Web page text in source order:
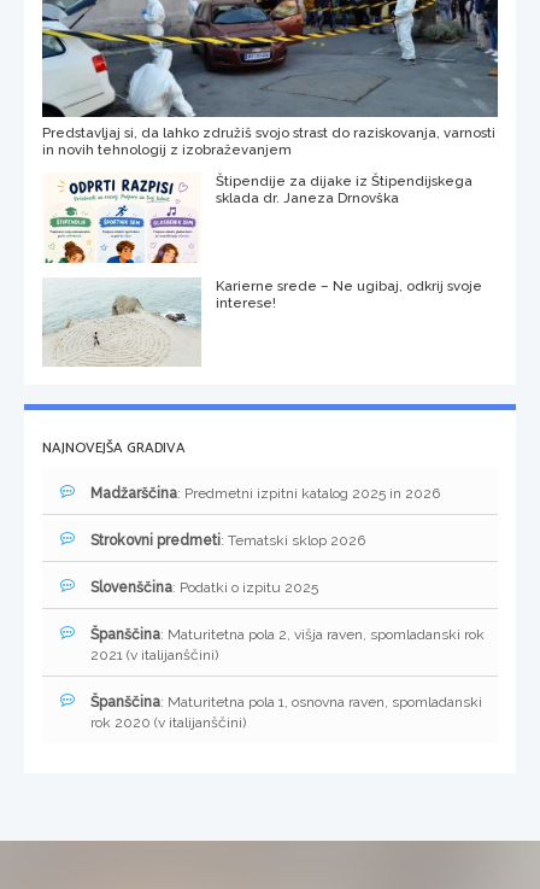
Predstavljaj si, da lahko združiš svojo strast do raziskovanja, varnosti
in novih tehnologij z izobraževanjem
Štipendije za dijake iz Štipendijskega
sklada dr. Janeza Drnovška
Karierne srede – Ne ugibaj, odkrij svoje
interese!
NAJNOVEJŠA GRADIVA
Madžarščina: Predmetni izpitni katalog 2025 in 2026
Strokovni predmeti: Tematski sklop 2026
Slovenščina: Podatki o izpitu 2025
Španščina: Maturitetna pola 2, višja raven, spomladanski rok
2021 (v italijanščini)
Španščina: Maturitetna pola 1, osnovna raven, spomladanski
rok 2020 (v italijanščini)